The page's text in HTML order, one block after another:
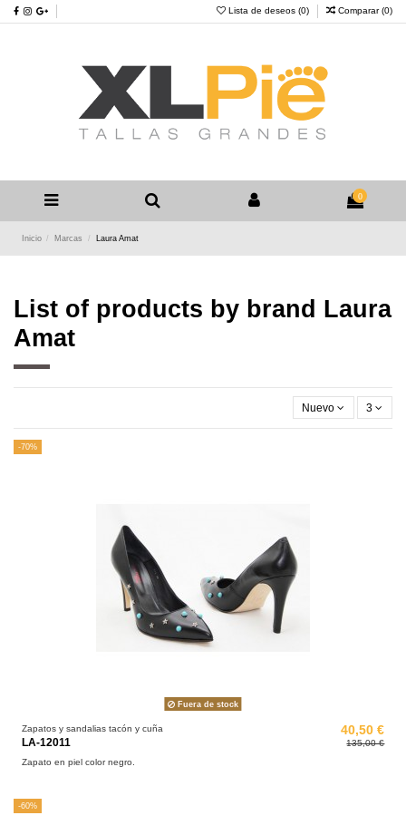
Lista de deseos (0) Comparar (0)
0
Inicio Marcas Laura Amat
List of products by brand Laura
Amat
Nuevo 3
-70%
Fuera de stock
Zapatos y sandalias tacón y cuña
LA-12011
40,50 €
135,00 €
Zapato en piel color negro.
-60%